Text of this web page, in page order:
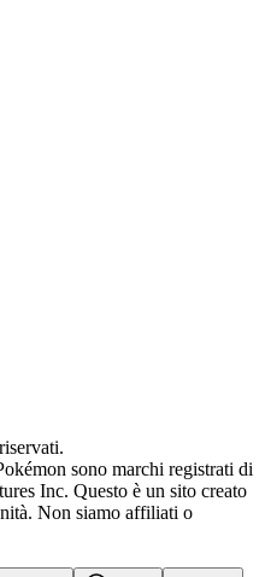
sono marchi registrati di
Inc. Questo è un sito creato
Non siamo affiliati o